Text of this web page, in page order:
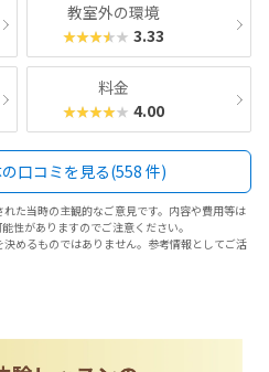
教室外の環境
★★★★★ 3.33
料金
★★★★★ 4.00
口コミを見る(558 件)
た当時の主観的なご意見です。内容や費用等は
性がありますのでご注意ください。
めるものではありません。参考情報としてご活